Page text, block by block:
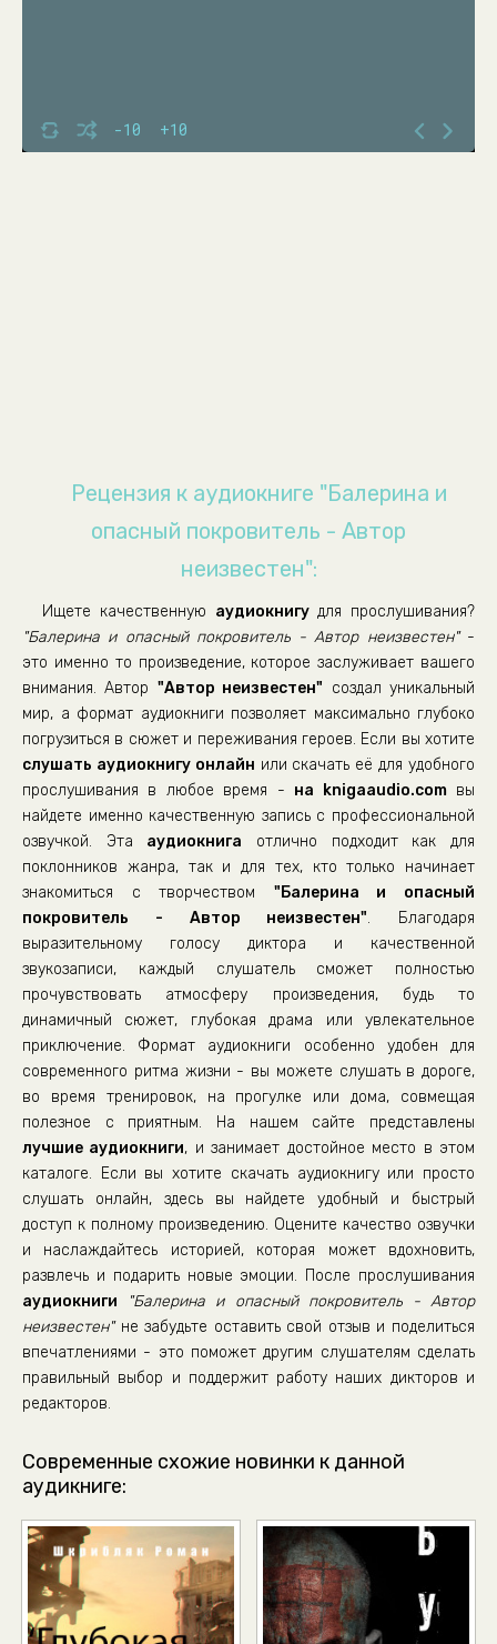
-10 +10
Рецензия к аудиокниге "Балерина и
опасный покровитель - Автор
неизвестен":
Ищете качественную аудиокнигудля прослушивания?
"Балерина и опасный покровитель - Автор неизвестен"-
это именно то произведение, которое заслуживает вашего
внимания. Автор "Автор неизвестен" создал уникальный
мир, а формат аудиокниги позволяет максимально глубоко
погрузиться в сюжет и переживания героев. Если вы хотите
слушать аудиокнигу онлайн или скачать её для удобного
прослушивания в любое время - на knigaaudio.comвы
найдете именно качественную запись с профессиональной
озвучкой. Эта аудиокнига отлично подходит как для
поклонников жанра, так и для тех, кто только начинает
знакомиться с творчеством "Балерина и опасный
покровитель - Автор неизвестен". Благодаря
выразительному голосу диктора и качественной
звукозаписи, каждый слушатель сможет полностью
прочувствовать атмосферу произведения, будь то
динамичный сюжет, глубокая драма или увлекательное
приключение. Формат аудиокниги особенно удобен для
современного ритма жизни - вы можете слушать в дороге,
во время тренировок, на прогулке или дома, совмещая
полезное с приятным. На нашем сайте представлены
лучшие аудиокниги, и занимает достойное место в этом
каталоге. Если вы хотите скачать аудиокнигу или просто
слушать онлайн, здесь вы найдете удобный и быстрый
доступ к полному произведению. Оцените качество озвучки
и наслаждайтесь историей, которая может вдохновить,
развлечь и подарить новые эмоции. После прослушивания
аудиокниги
"Балерина и опасный покровитель - Автор
неизвестен"не забудьте оставить свой отзыв и поделиться
впечатлениями - это поможет другим слушателям сделать
правильный выбор и поддержит работу наших дикторов и
редакторов.
Современные схожие новинки к данной
аудикниге: